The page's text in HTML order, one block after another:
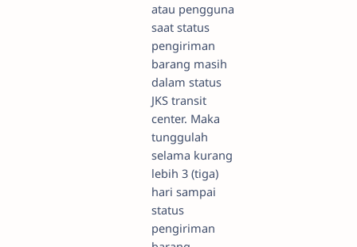
atau pengguna
saat status
pengiriman
barang masih
dalam status
JKS transit
center. Maka
tunggulah
selama kurang
lebih 3 (tiga)
hari sampai
status
pengiriman